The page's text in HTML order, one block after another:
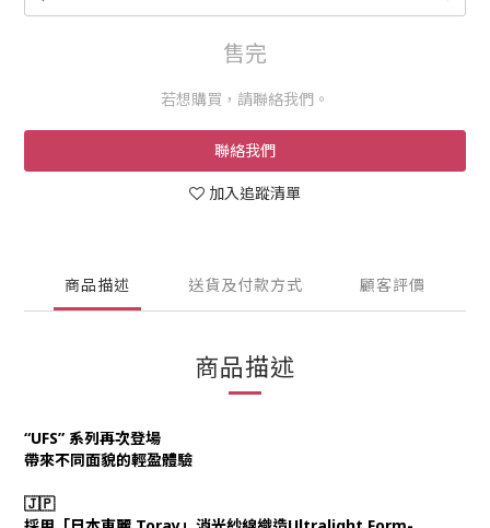
售完
若想購買，請聯絡我們。
聯絡我們
加入追蹤清單
商品描述 送貨及付款方式 顧客評價
商品描述
“UFS” 系列再次登場
帶來不同面貌的輕盈體驗
🇯🇵